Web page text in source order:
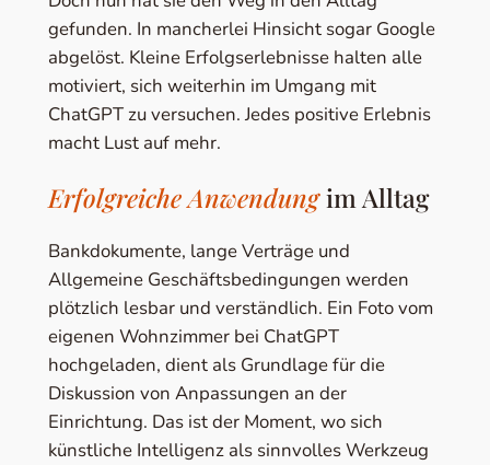
gefunden. In mancherlei Hinsicht sogar Google
abgelöst. Kleine Erfolgserlebnisse halten alle
motiviert, sich weiterhin im Umgang mit
ChatGPT zu versuchen. Jedes positive Erlebnis
macht Lust auf mehr.
Erfolgreiche Anwendungim Alltag
Bankdokumente, lange Verträge und
Allgemeine Geschäftsbedingungen werden
plötzlich lesbar und verständlich. Ein Foto vom
eigenen Wohnzimmer bei ChatGPT
hochgeladen, dient als Grundlage für die
Diskussion von Anpassungen an der
Einrichtung. Das ist der Moment, wo sich
künstliche Intelligenz als sinnvolles Werkzeug